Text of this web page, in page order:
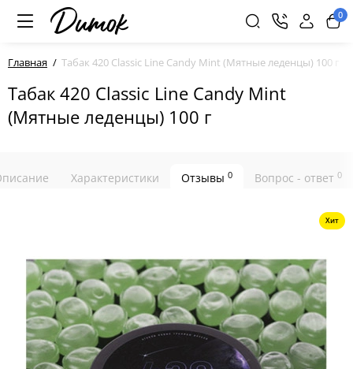
0
Главная Табак 420 Classic Line Candy Mint (Мятные леденцы) 100 г
Табак 420 Classic Line Candy Mint
(Мятные леденцы) 100 г
Характеристики Отзывы 0 Вопрос - ответ 0
Хит